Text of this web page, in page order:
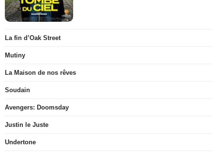
La fin d’Oak Street
Mutiny
La Maison de nos rêves
Soudain
Avengers: Doomsday
Justin le Juste
Undertone